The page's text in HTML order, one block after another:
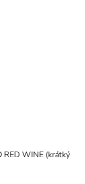
RED WINE (krátký